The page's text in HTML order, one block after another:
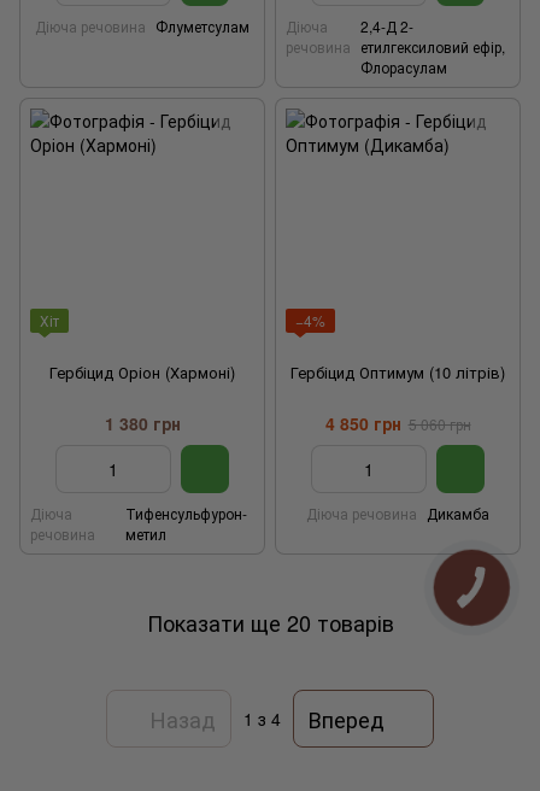
Діюча речовина Флуметсулам
Діюча
речовина
2,4-Д 2-
етилгексиловий ефір,
Флорасулам
Хіт
Гербіцид Оріон (Хармоні)
1 380 грн
Діюча
речовина
Тифенсульфурон-
метил
−4%
Гербіцид Оптимум (10 літрів)
4 850 грн 5 060 грн
Діюча речовина Дикамба
Показати ще 20 товарів
Назад 1 з 4 Вперед